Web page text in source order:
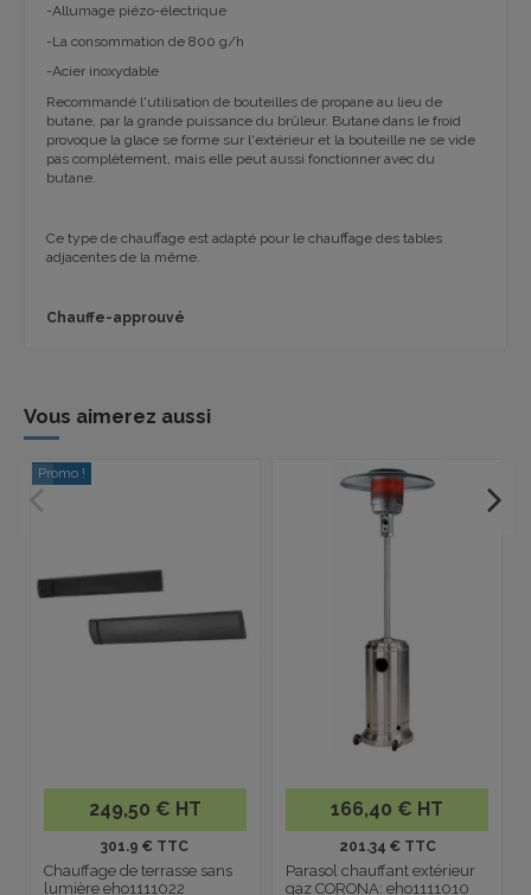
-Allumage piézo-électrique
-La consommation de 800 g/h
-Acier inoxydable
Recommandé l'utilisation de bouteilles de propane au lieu de
butane, par la grande puissance du brûleur. Butane dans le froid
provoque la glace se forme sur l'extérieur et la bouteille ne se vide
pas complètement, mais elle peut aussi fonctionner avec du
butane.
Ce type de chauffage est adapté pour le chauffage des tables
adjacentes de la même.
Chauffe-approuvé
Vous aimerez aussi
Promo !
249,50 € HT
301.9 € TTC
Chauffage de terrasse sans
lumière eho1111022
166,40 € HT
201.34 € TTC
Parasol chauffant extérieur
gaz CORONA: eho1111010